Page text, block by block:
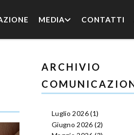
MEDIA CONTATTI
ARCHIVIO
Luglio 2026(1)
Giugno 2026 (2)